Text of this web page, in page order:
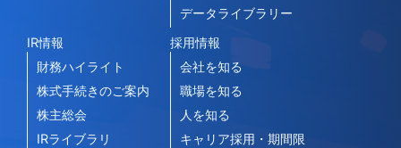
データライブラリー
IR情報
財務ハイライト
株式手続きのご案内
株主総会
IRライブラリ
採用情報
会社を知る
職場を知る
人を知る
キャリア採用・期間限